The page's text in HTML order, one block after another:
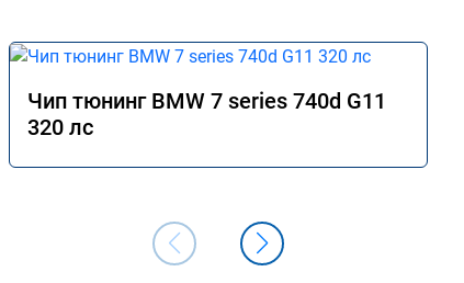
Чип тюнинг BMW 7 series 740d G11
320 лс